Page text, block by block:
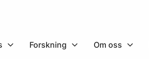
Forskning Om oss